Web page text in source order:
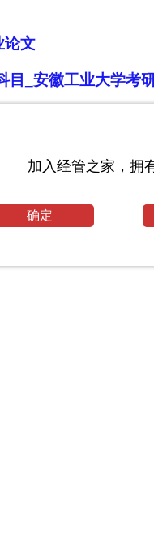
论文
目_安徽工业大学考
加入经管之家，拥
确定